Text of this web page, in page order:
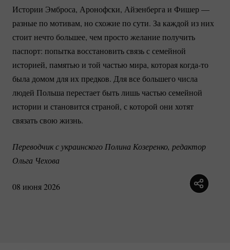
Истории Эмброса, Аронофски, Айзенберга и Фишер —
разные по мотивам, но схожие по сути. За каждой из них
стоит нечто большее, чем просто желание получить
паспорт: попытка восстановить связь с семейной
историей, памятью и той частью мира, котораякогда-то
была домом для их предков. Для все большего числа
людей Польша перестает быть лишь частью семейной
истории и становится страной, с которой они хотят
связать свою жизнь.
Переводчик с украинского Полина Козеренко, редактор
Ольга Чехова
08 июня 2026